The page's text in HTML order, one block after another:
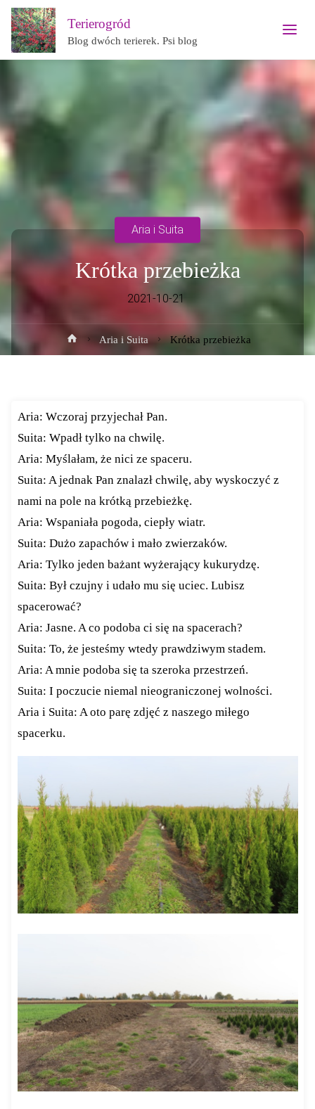
Terierogród
Blog dwóch terierek. Psi blog
Krótka przebieżka
2021-10-21
Aria i Suita
Strona
główna
Aria i Suita Krótka przebieżka
Aria: Wczoraj przyjechał Pan.
Suita: Wpadł tylko na chwilę.
Aria: Myślałam, że nici ze spaceru.
Suita: A jednak Pan znalazł chwilę, aby wyskoczyć z
nami na pole na krótką przebieżkę.
Aria: Wspaniała pogoda, ciepły wiatr.
Suita: Dużo zapachów i mało zwierzaków.
Aria: Tylko jeden bażant wyżerający kukurydzę.
Suita: Był czujny i udało mu się uciec. Lubisz
spacerować?
Aria: Jasne. A co podoba ci się na spacerach?
Suita: To, że jesteśmy wtedy prawdziwym stadem.
Aria: A mnie podoba się ta szeroka przestrzeń.
Suita: I poczucie niemal nieograniczonej wolności.
Aria i Suita: A oto parę zdjęć z naszego miłego
spacerku.